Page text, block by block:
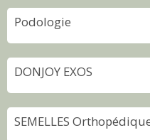
Podologie
DONJOY EXOS
SEMELLES